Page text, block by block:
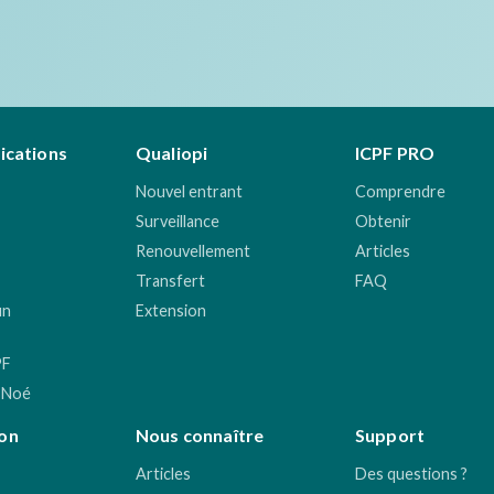
Qualiopi
Nouvel entrant
Surveillance
Renouvellement
Transfert
Extension
ICPF PRO
Comprendre
Obtenir
Articles
FAQ
Nous connaître
Articles
Support
Des questions ?